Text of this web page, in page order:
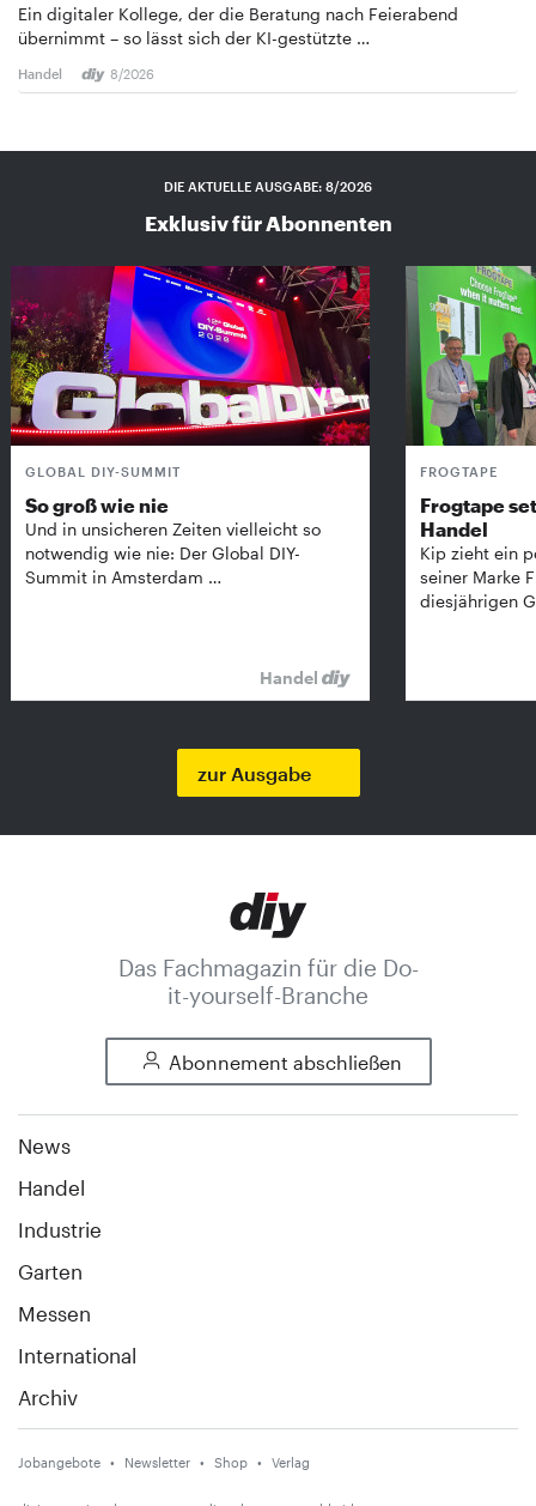
Ein digitaler Kollege, der die Beratung nach Feierabend
übernimmt – so lässt sich der KI-gestützte …
Handel 8/2026
DIE AKTUELLE AUSGABE: 8/2026
Exklusiv für Abonnenten
GLOBAL DIY-SUMMIT
So groß wie nie
Und in unsicheren Zeiten vielleicht so
notwendig wie nie: Der Global DIY-
Summit in Amsterdam …
Handel
FROGTAPE
Frogtape
Handel
Kip zieht ein
seiner Marke
diesjährigen
zur Ausgabe
Das Fachmagazin für die Do-
it-yourself-Branche
Abonnement abschließen
News
Handel
Industrie
Garten
Messen
International
Archiv
Jobangebote Newsletter Shop Verlag